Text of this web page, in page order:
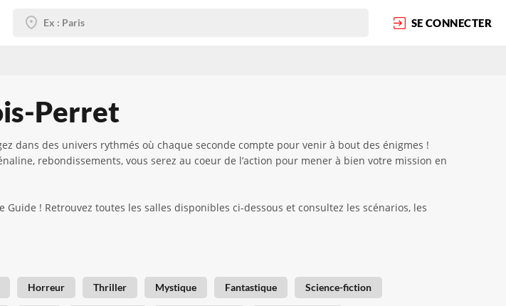
SE CONNECTER
Perret
dans des univers rythmés où chaque seconde compte pour venir à bout des énigmes !
rebondissements, vous serez au coeur de l’action pour mener à bien votre mission en
! Retrouvez toutes les salles disponibles ci-dessous et consultez les scénarios, les
Horreur Thriller Mystique Fantastique Science-fiction